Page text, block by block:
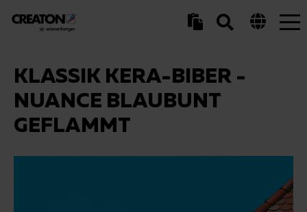
KLASSIK KERA-BIBER -
NUANCE BLAUBUNT
GEFLAMMT